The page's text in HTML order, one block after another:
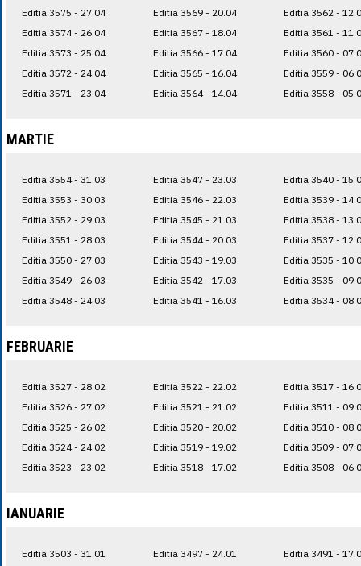
Editia 3575 - 27.04
Editia 3574 - 26.04
Editia 3573 - 25.04
Editia 3572 - 24.04
Editia 3571 - 23.04
Editia 3569 - 20.04
Editia 3567 - 18.04
Editia 3566 - 17.04
Editia 3565 - 16.04
Editia 3564 - 14.04
Editia 3562 -
Editia 3561 -
Editia 3560 -
Editia 3559 -
Editia 3558 -
MARTIE
Editia 3554 - 31.03
Editia 3553 - 30.03
Editia 3552 - 29.03
Editia 3551 - 28.03
Editia 3550 - 27.03
Editia 3549 - 26.03
Editia 3548 - 24.03
Editia 3547 - 23.03
Editia 3546 - 22.03
Editia 3545 - 21.03
Editia 3544 - 20.03
Editia 3543 - 19.03
Editia 3542 - 17.03
Editia 3541 - 16.03
Editia 3540 -
Editia 3539 -
Editia 3538 -
Editia 3537 -
Editia 3535 -
Editia 3535 -
Editia 3534 -
FEBRUARIE
Editia 3527 - 28.02
Editia 3526 - 27.02
Editia 3525 - 26.02
Editia 3524 - 24.02
Editia 3523 - 23.02
Editia 3522 - 22.02
Editia 3521 - 21.02
Editia 3520 - 20.02
Editia 3519 - 19.02
Editia 3518 - 17.02
Editia 3517 -
Editia 3511 -
Editia 3510 -
Editia 3509 -
Editia 3508 -
IANUARIE
Editia 3503 - 31.01
Editia 3497 - 24.01
Editia 3491 -